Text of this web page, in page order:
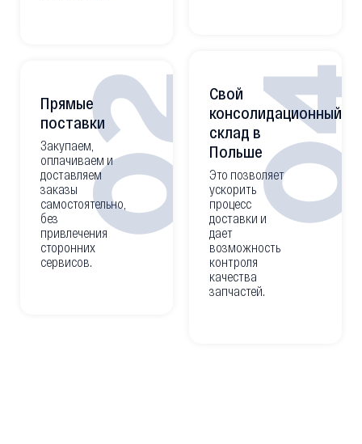
02
Прямые
поставки
Закупаем,
оплачиваем и
доставляем
заказы
самостоятельно,
без
привлечения
сторонних
сервисов.
Свой
консолидационный
склад в
Польше
Это позволяет
ускорить
процесс
доставки и
дает
возможность
контроля
качества
запчастей.